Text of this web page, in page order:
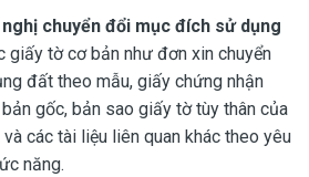
chuyển đổi mục đích sử dụng
giấy tờ cơ bản như đơn xin chuyển
đất theo mẫu, giấy chứng nhận
gốc, bản sao giấy tờ tùy thân của
các tài liệu liên quan khác theo yêu
năng.